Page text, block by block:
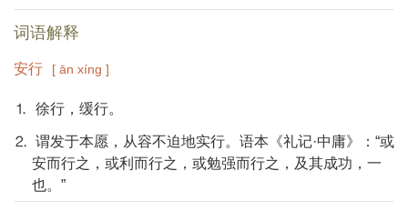
词语解释
安行 [ ān xíng ]
⒈ 徐行，缓行。
⒉ 谓发于本愿，从容不迫地实行。语本《礼记·中庸》：“或
安而行之，或利而行之，或勉强而行之，及其成功，一
也。”